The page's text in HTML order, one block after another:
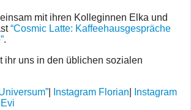
mit ihren Kolleginnen Elka und
“Cosmic Latte: Kaffeehausgespräche
.
ihr uns in den üblichen sozialen
Instagram Florian
Instagram